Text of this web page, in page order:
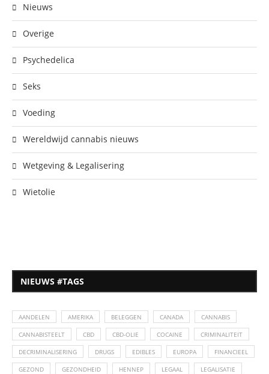
Nieuws
Overige
Psychedelica
Seks
Voeding
Wereldwijd cannabis nieuws
Wetgeving & Legalisering
Wietolie
NIEUWS #TAGS
AANDELEN AMERIKA BELEGGEN CANADA CANNABIS
CANNABISTEELT CBD CBD-OLIE COCAINE CRIMINALITEIT
DECRIMINALISERING DRUGS EDIBLES EUROPA FINANCIEEL
GEZOND GEZONDHEID HENNEP LEGAAL LEGALISATIE